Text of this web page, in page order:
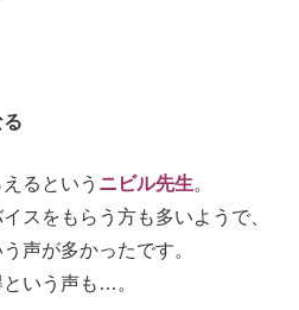
るという ニビル先生。
スをもらう方も多いようで、
声が多かったです。
いう声も…。